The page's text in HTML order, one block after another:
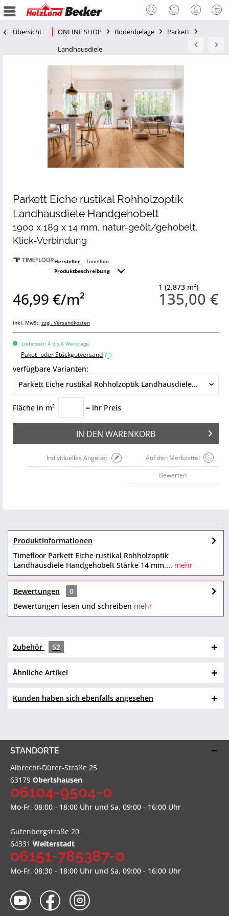
Übersicht ONLINE SHOP Bodenbeläge
Parkett
Landhausdiele
Parkett Eiche rustikal Rohholzoptik
Landhausdiele Handgehobelt
1900 x 189 x 14 mm, natur-geölt/gehobelt,
Klick-Verbindung
Hersteller
Timefloor
Produktbeschreibung
1 (2,873 m²)
135,00 €
46,99 €/m²
inkl. MwSt. zzgl. Versandkosten
Lieferzeit: 4 bis 6 Werktage
Paket- oder Stückgutversand i
verfügbare Varianten:
Fläche in m² = Ihr Preis
IN DEN WARENKORB
Auf den Merkzettel
Individuelles Angebot
Bewerten
Produktinformationen
Timefloor Parkett Eiche rustikal Rohholzoptik
Landhausdiele Handgehobelt Stärke 14 mm,... mehr
Bewertungen
0
Bewertungen lesen und schreiben mehr
Zubehör 52
Ähnliche Artikel
Kunden haben sich ebenfalls angesehen
STANDORTE
Albrecht-Dürer-Straße 25
63179 Obertshausen
06104-9504-0
Mo-Fr, 08:00 - 18:00 Uhr und Sa, 09:00 - 16:00 Uhr
Gutenbergstraße 20
64331 Weiterstadt
06151-785387-0
Mo-Fr, 08:30 - 18:00 Uhr und Sa, 09:00 - 16:00 Uhr